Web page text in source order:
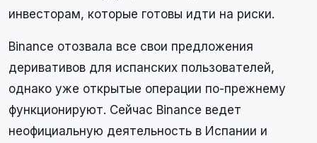
инвесторам, которые готовы идти на риски.
Binance отозвала все свои предложения
деривативов для испанских пользователей,
однако уже открытые операции по-прежнему
функционируют. Сейчас Binance ведет
неофициальную деятельность в Испании и